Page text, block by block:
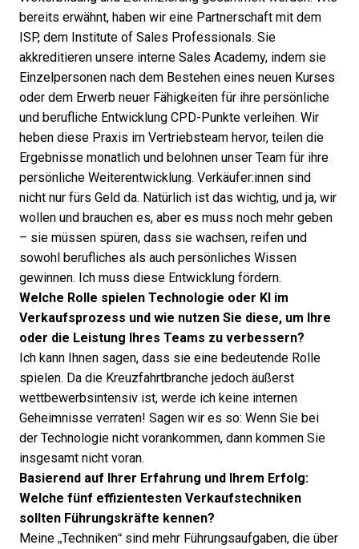
bereits erwähnt, haben wir eine Partnerschaft mit dem
ISP, dem Institute of Sales Professionals. Sie
akkreditieren unsere interne Sales Academy, indem sie
Einzelpersonen nach dem Bestehen eines neuen Kurses
oder dem Erwerb neuer Fähigkeiten für ihre persönliche
und berufliche Entwicklung CPD-Punkte verleihen. Wir
heben diese Praxis im Vertriebsteam hervor, teilen die
Ergebnisse monatlich und belohnen unser Team für ihre
persönliche Weiterentwicklung. Verkäufer:innen sind
nicht nur fürs Geld da. Natürlich ist das wichtig, und ja, wir
wollen und brauchen es, aber es muss noch mehr geben
– sie müssen spüren, dass sie wachsen, reifen und
sowohl berufliches als auch persönliches Wissen
gewinnen. Ich muss diese Entwicklung fördern.
Welche Rolle spielen Technologie oder KI im
Verkaufsprozess und wie nutzen Sie diese, um Ihre
oder die Leistung Ihres Teams zu verbessern?
Ich kann Ihnen sagen, dass sie eine bedeutende Rolle
spielen. Da die Kreuzfahrtbranche jedoch äußerst
wettbewerbsintensiv ist, werde ich keine internen
Geheimnisse verraten! Sagen wir es so: Wenn Sie bei
der Technologie nicht vorankommen, dann kommen Sie
insgesamt nicht voran.
Basierend auf Ihrer Erfahrung und Ihrem Erfolg:
Welche fünf effizientesten Verkaufstechniken
sollten Führungskräfte kennen?
Meine „Techniken“ sind mehr Führungsaufgaben, die über